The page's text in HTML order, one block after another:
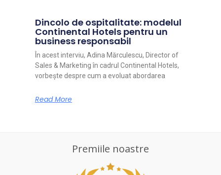
Dincolo de ospitalitate: modelul
Continental Hotels pentru un
business responsabil
În acest interviu, Adina Mărculescu, Director of
Sales & Marketing în cadrul Continental Hotels,
vorbește despre cum a evoluat abordarea
Read More
Premiile noastre